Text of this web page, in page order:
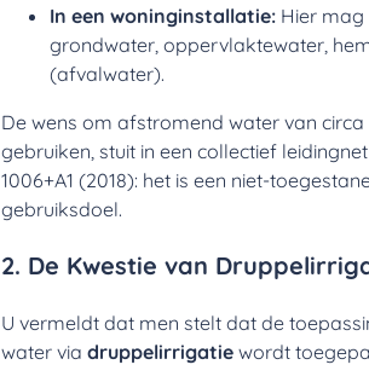
In een woninginstallatie: Hier
grondwater, oppervlaktewater,
(afvalwater).
De wens om afstromend water van circa
gebruiken, stuit in een collectief
1006+A1 (2018): het is een niet-
gebruiksdoel.
2. De Kwestie van
U vermeldt dat men stelt dat de
water via druppelirrigatie wordt